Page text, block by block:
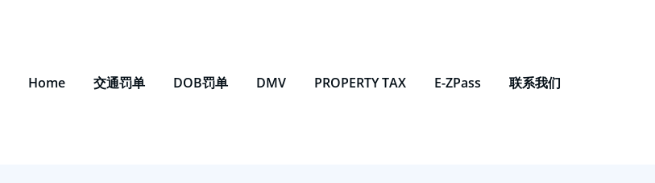
Home
交通罚单 DOB罚单 DMV PROPERTY TAX E-ZPass 联系我们